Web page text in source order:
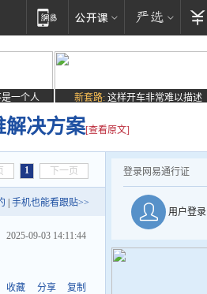
一个人 新套路: 这样开车非常难以描述
解决方案[查看原文]
1 下一页
手机也能看跟贴>>
2025-09-03 14:11:44
收藏 分享 复制
登录网易通行证
用户登录